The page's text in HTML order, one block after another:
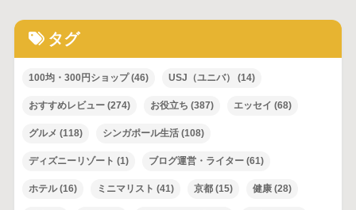
タグ
100均・300円ショップ(46) USJ（ユニバ） (14)
おすすめレビュー(274) お役立ち (387) エッセイ (68)
グルメ (118) シンガポール生活(108)
ディズニーリゾート (1) ブログ運営・ライター(61)
ホテル(16) ミニマリスト (41) 京都(15) 健康(28)